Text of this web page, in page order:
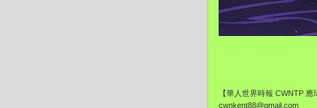
【華人世界時報 CWNTP
cwnkent88@gmail.com